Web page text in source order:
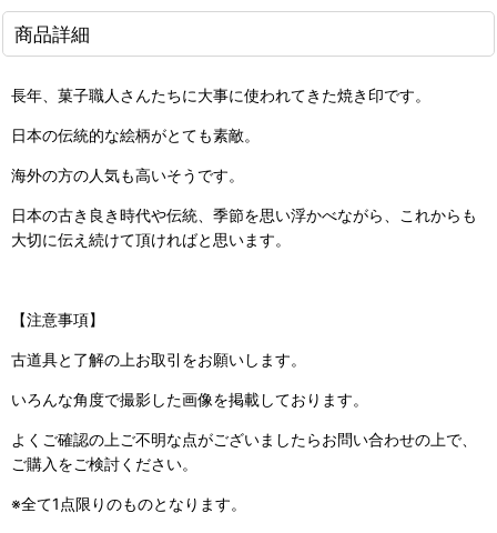
商品詳細
長年、菓子職人さんたちに大事に使われてきた焼き印です。
日本の伝統的な絵柄がとても素敵。
海外の方の人気も高いそうです。
日本の古き良き時代や伝統、季節を思い浮かべながら、これからも
大切に伝え続けて頂ければと思います。
【注意事項】
古道具と了解の上お取引をお願いします。
いろんな角度で撮影した画像を掲載しております。
よくご確認の上ご不明な点がございましたらお問い合わせの上で、
ご購入をご検討ください。
※全て1点限りのものとなります。